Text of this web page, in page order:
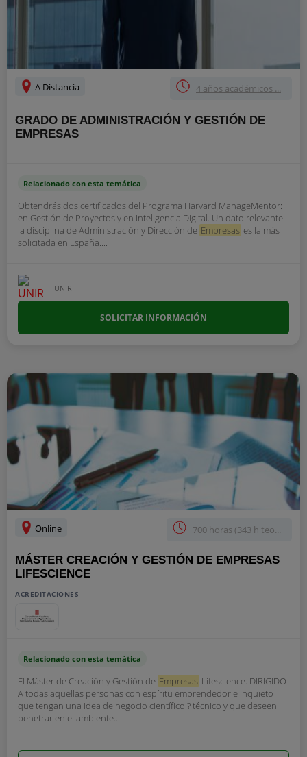
A Distancia 4 años académicos ...
GRADO DE ADMINISTRACIÓN Y GESTIÓN DE
EMPRESAS
Relacionado con esta temática
Obtendrás dos certificados del Programa Harvard ManageMentor:
en Gestión de Proyectos y en Inteligencia Digital. Un dato relevante:
la disciplina de Administración y Dirección de Empresas es la más
solicitada en España....
UNIR
SOLICITAR INFORMACIÓN
Online 700 horas (343 h teo...
MÁSTER CREACIÓN Y GESTIÓN DE EMPRESAS
LIFESCIENCE
ACREDITACIONES
Relacionado con esta temática
El Máster de Creación y Gestión de Empresas Lifescience. DIRIGIDO
A todas aquellas personas con espíritu emprendedor e inquieto
que tengan una idea de negocio científico ? técnico y que deseen
penetrar en el ambiente...